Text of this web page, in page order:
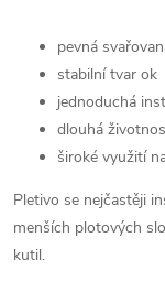
pevná
stabilní tvar ok
jednoduchá
dlouhá
široké využití
Pletivo se nejčastěji
menších plotových
kutil.